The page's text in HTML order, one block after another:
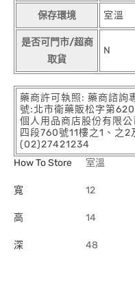
保存環境 室溫
是否可門市/超商
取貨
N
藥商許可執照: 藥商諮
號:北市衛藥販松字第
個人用品商店股份有限
四段760號11樓之1、之
(02)27421234
How To Store
室溫
寬 12
高 14
深 48